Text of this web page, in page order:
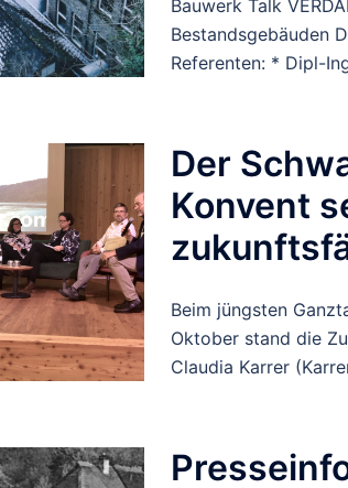
Bauwerk Talk
Bestandsgebäuden
Referenten: * Dipl-
Der
Konvent
Beim jüngsten
Oktober stand die
Claudia Karrer